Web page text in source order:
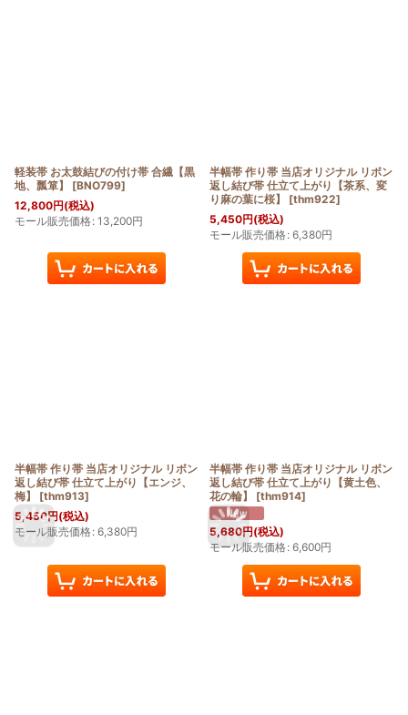
軽装帯 お太鼓結びの付け帯 合繊【黒
地、瓢箪】
[BNO799]
12,800円(税込)
モール販売価格: 13,200円
半幅帯 作り帯 当店オリジナル リボン
返し結び帯 仕立て上がり【茶系、変
り麻の葉に桜】
[thm922]
5,450円(税込)
モール販売価格: 6,380円
半幅帯 作り帯 当店オリジナル リボン
返し結び帯 仕立て上がり【エンジ、
梅】
[thm913]
5,450円(税込)
モール販売価格: 6,380円
半幅帯 作り帯 当店オリジナル リボン
返し結び帯 仕立て上がり【黄土色、
花の輪】
[thm914]
5,680円(税込)
モール販売価格: 6,600円